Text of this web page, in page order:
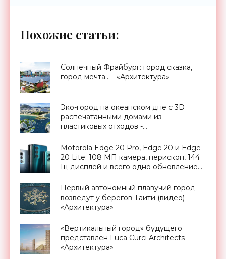
Похожие статьи:
Солнечный Фрайбург: город сказка,
город мечта… - «Архитектура»
Эко-город на океанском дне с 3D
распечатанными домами из
пластиковых отходов -
«Архитектура»
Motorola Edge 20 Pro, Edge 20 и Edge
20 Lite: 108 МП камера, перископ, 144
Гц дисплей и всего одно обновление
«Смартфоны»
Первый автономный плавучий город
возведут у берегов Таити (видео) -
«Архитектура»
«Вертикальный город» будущего
представлен Luca Curci Architects -
«Архитектура»